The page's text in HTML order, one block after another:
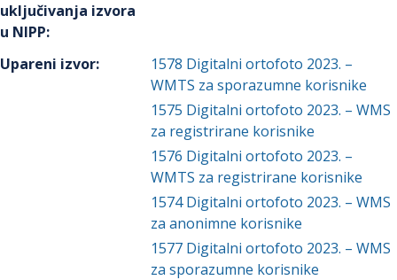
uključivanja izvora
u NIPP:
Upareni izvor: 1578 Digitalni ortofoto 2023. –
WMTS za sporazumne korisnike
1575 Digitalni ortofoto 2023. – WMS
za registrirane korisnike
1576 Digitalni ortofoto 2023. –
WMTS za registrirane korisnike
1574 Digitalni ortofoto 2023. – WMS
za anonimne korisnike
1577 Digitalni ortofoto 2023. – WMS
za sporazumne korisnike